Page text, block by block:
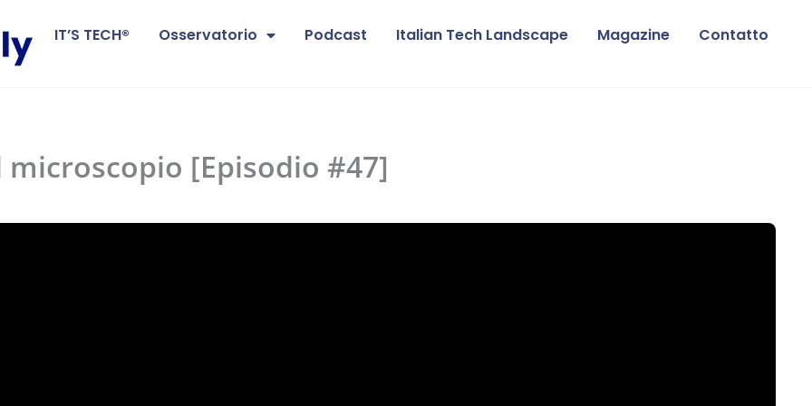
IT’S TECH® Osservatorio Podcast Italian Tech Landscape Magazine Contatto
[Episodio #47]